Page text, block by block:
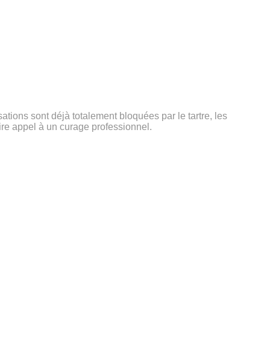
sont déjà totalement bloquées par le tartre, les
appel à un curage professionnel.